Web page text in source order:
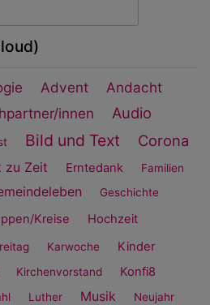
Advent Andacht
innen Audio
Bild und Text Corona
zu Zeit Erntedank
Familien
Geschichte
Kreise Hochzeit
Karwoche Kinder
Kirchenvorstand Konfi8
Luther Musik Neujahr